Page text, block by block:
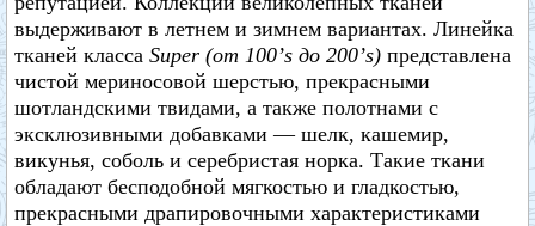
выдерживают в летнем и зимнем вариантах. Линейка
тканей класса Super (от 100’s до 200’s) представлена
чистой мериносовой шерстью, прекрасными
шотландскими твидами, а также полотнами с
эксклюзивными добавками — шелк, кашемир,
викунья, соболь и серебристая норка. Такие ткани
обладают бесподобной мягкостью и гладкостью,
прекрасными драпировочными характеристиками